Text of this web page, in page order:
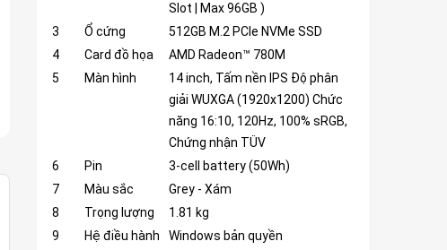
Slot | Max 96GB )
3
Ổ cứng
512GB M.2 PCIe NVMe SSD
4
Card đồ họa
AMD Radeon™ 780M
5
Màn hình
14 inch, Tấm nền IPS Độ phân
giải WUXGA (1920x1200) Chức
năng 16:10, 120Hz, 100% sRGB,
Chứng nhận TÜV
6
Pin
3-cell battery (50Wh)
7
Màu sắc
Grey - Xám
8
Trọng lượng
1.81 kg
9
Hệ điều hành
Windows bản quyền